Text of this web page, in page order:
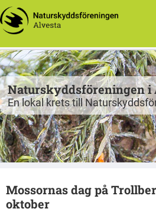
Naturskyddsföreningen i
En lokal krets till
Mossornas dag på
oktober